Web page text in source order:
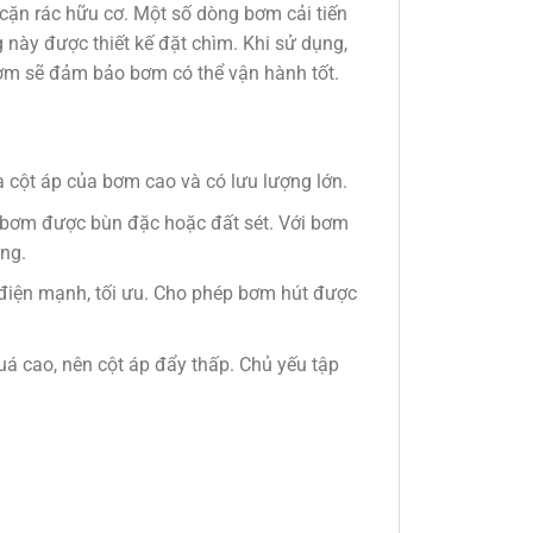
rác hữu cơ. Một số dòng bơm cải tiến
được thiết kế đặt chìm. Khi sử dụng,
sẽ đảm bảo bơm có thể vận hành tốt.
áp của bơm cao và có lưu lượng lớn.
được bùn đặc hoặc đất sét. Với bơm
mạnh, tối ưu. Cho phép bơm hút được
cao, nên cột áp đẩy thấp. Chủ yếu tập